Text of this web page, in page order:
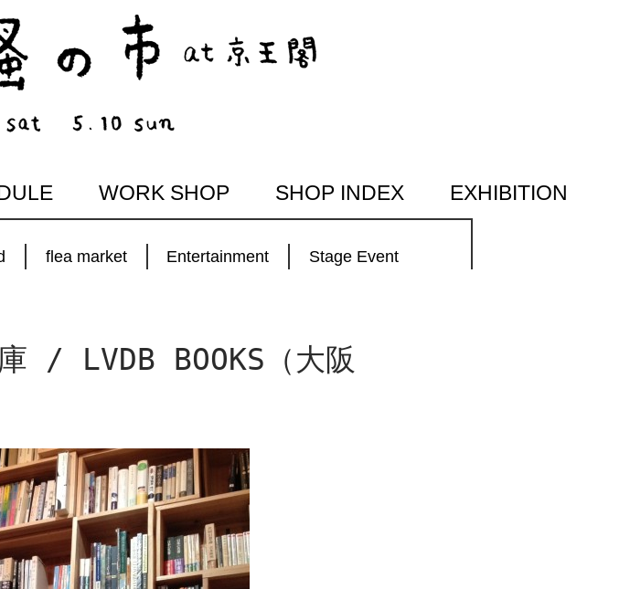
WORK SHOP SHOP INDEX EXHIBITION
flea market Entertainment Stage Event
/ LVDB BOOKS（大阪